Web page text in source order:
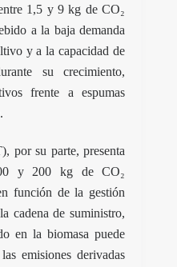
1,5 y 9 kg de CO₂
a la baja demanda
y a la capacidad de
su crecimiento,
frente a espumas
por su parte, presenta
y 200 kg de CO₂
función de la gestión
cadena de suministro,
en la biomasa puede
emisiones derivadas